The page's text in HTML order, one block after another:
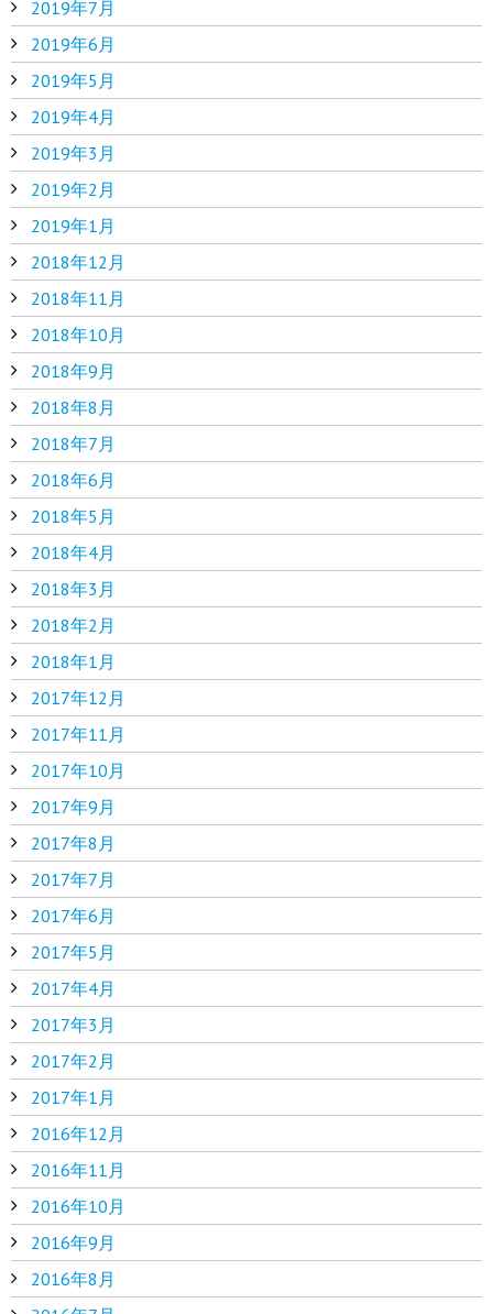
2019年7月
2019年6月
2019年5月
2019年4月
2019年3月
2019年2月
2019年1月
2018年12月
2018年11月
2018年10月
2018年9月
2018年8月
2018年7月
2018年6月
2018年5月
2018年4月
2018年3月
2018年2月
2018年1月
2017年12月
2017年11月
2017年10月
2017年9月
2017年8月
2017年7月
2017年6月
2017年5月
2017年4月
2017年3月
2017年2月
2017年1月
2016年12月
2016年11月
2016年10月
2016年9月
2016年8月